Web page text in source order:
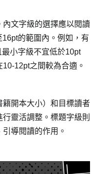
文字級的選擇應以閱讀
的範圍內。例如，有
小字級不宜低於10pt
12pt之間較為合適。
開本大小）和目標讀者
靈活調整。標題字級則
導閱讀的作用。